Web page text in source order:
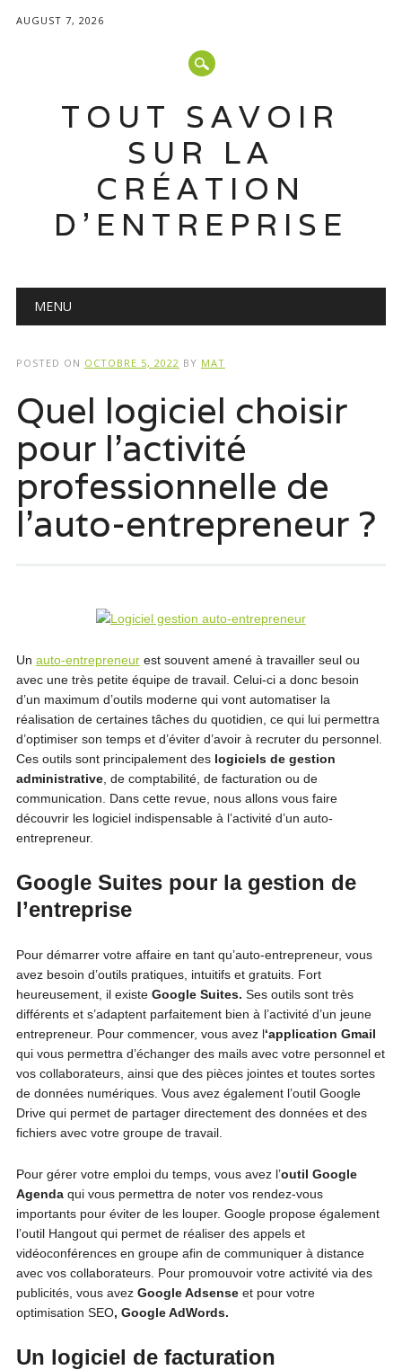
AUGUST 7, 2026
TOUT SAVOIR
SUR LA
CRÉATION
D'ENTREPRISE
Main menu
MENU
POSTED ON OCTOBRE 5, 2022 BY MAT
Quel logiciel choisir
pour l’activité
professionnelle de
l’auto-entrepreneur ?
Un auto-entrepreneurest souvent amené à travailler seul ou
avec une très petite équipe de travail. Celui-ci a donc besoin
d’un maximum d’outils moderne qui vont automatiser la
réalisation de certaines tâches du quotidien, ce qui lui permettra
d’optimiser son temps et d’éviter d’avoir à recruter du personnel.
Ces outils sont principalement des logiciels de gestion
administrative, de comptabilité, de facturation ou de
communication. Dans cette revue, nous allons vous faire
découvrir les logiciel indispensable à l’activité d’un auto-
entrepreneur.
Google Suites pour la gestion de
l’entreprise
Pour démarrer votre affaire en tant qu’auto-entrepreneur, vous
avez besoin d’outils pratiques, intuitifs et gratuits. Fort
heureusement, il existeGoogle Suites. Ses outils sont très
différents et s’adaptent parfaitement bien à l’activité d’un jeune
entrepreneur. Pour commencer, vous avez l‘application Gmail
qui vous permettra d’échanger des mails avec votre personnel et
vos collaborateurs, ainsi que des pièces jointes et toutes sortes
de données numériques. Vous avez également l’outil Google
Drive qui permet de partager directement des données et des
fichiers avec votre groupe de travail.
Pour gérer votre emploi du temps, vous avez l’outil Google
Agenda qui vous permettra de noter vos rendez-vous
importants pour éviter de les louper. Google propose également
l’outil Hangout qui permet de réaliser des appels et
vidéoconférences en groupe afin de communiquer à distance
avec vos collaborateurs. Pour promouvoir votre activité via des
publicités, vous avezGoogle Adsenseet pour votre
optimisation SEO, Google AdWords.
Un logiciel de facturation